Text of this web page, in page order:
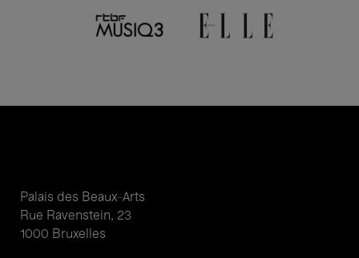
Palais des Beaux-Arts
Rue Ravenstein, 23
1000 Bruxelles